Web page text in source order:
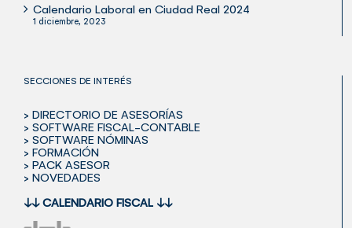
Calendario Laboral en Ciudad Real 2024
1 diciembre, 2023
SECCIONES DE INTERÉS
> DIRECTORIO DE ASESORÍAS
> SOFTWARE FISCAL-CONTABLE
> SOFTWARE NÓMINAS
> FORMACIÓN
> PACK ASESOR
> NOVEDADES
↓↓ CALENDARIO FISCAL ↓↓